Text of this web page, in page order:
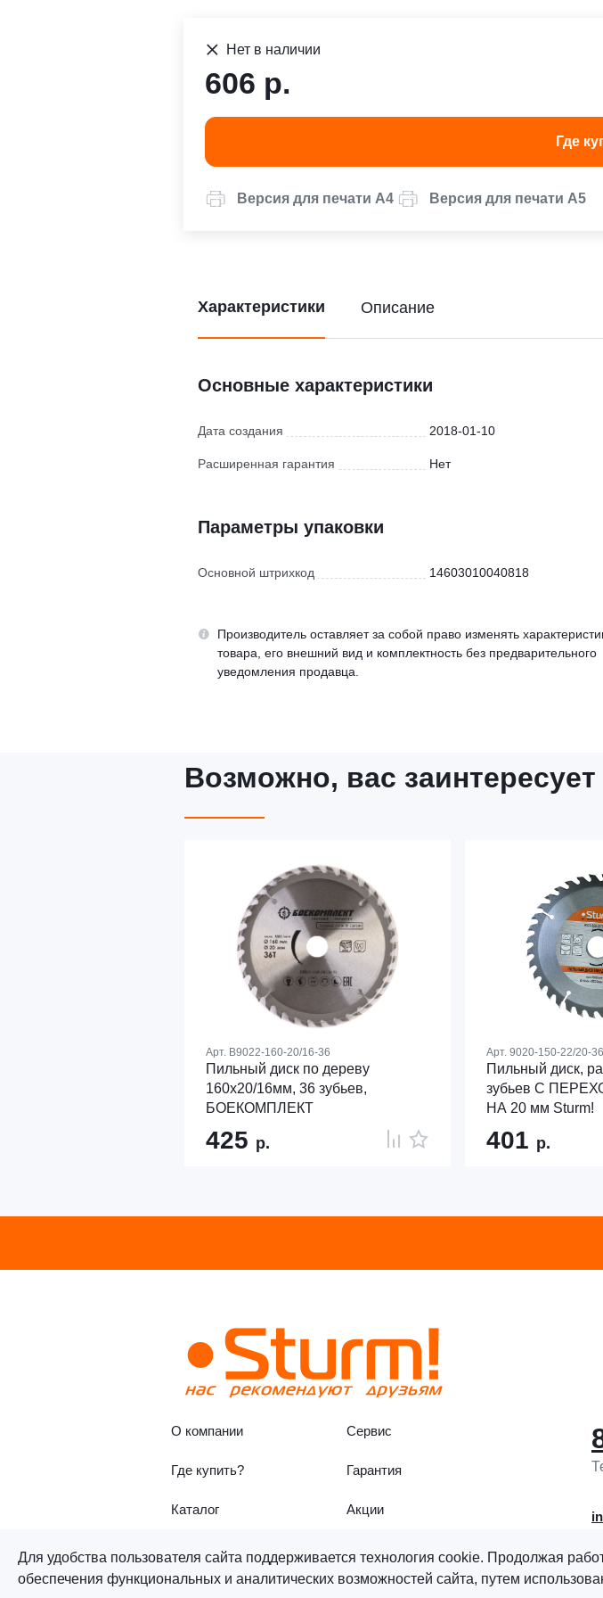
Нет в наличии
606 р.
Где
Версия для печати А4 Версия для печати А5
Характеристики
Основные характеристики
Дата создания 2018-01-10
Расширенная гарантия Нет
Параметры упаковки
Основной штрихкод 14603010040818
Производитель оставляет за собой право изменять
товара, его внешний вид и комплектность без предварительного
уведомления продавца.
Описание
Возможно, вас заинтересует
Арт. B9022-160-20/16-36
Пильный диск по дереву
160x20/16мм, 36 зубьев,
БОЕКОМПЛЕКТ
425 р.
Арт.9020-150-22/20-
Пильный диск,
зубьев С
НА 20 мм Sturm!
401 р.
О компании Сервис
Где купить? Гарантия
Каталог Акции
Для удобства пользователя сайта поддерживается технология cookie. Продолжая
обеспечения функциональных и аналитических возможностей сайта, путем